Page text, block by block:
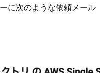
に次のような依頼メール